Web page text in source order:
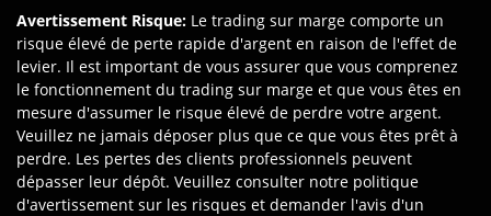
Avertissement Risque: Le trading sur marge comporte un
risque élevé de perte rapide d'argent en raison de l'effet de
levier. Il est important de vous assurer que vous comprenez
le fonctionnement du trading sur marge et que vous êtes en
mesure d'assumer le risque élevé de perdre votre argent.
Veuillez ne jamais déposer plus que ce que vous êtes prêt à
perdre. Les pertes des clients professionnels peuvent
dépasser leur dépôt. Veuillez consulter notre politique
d'avertissement sur les risques et demander l'avis d'un